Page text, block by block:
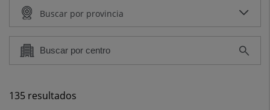
135 resultados